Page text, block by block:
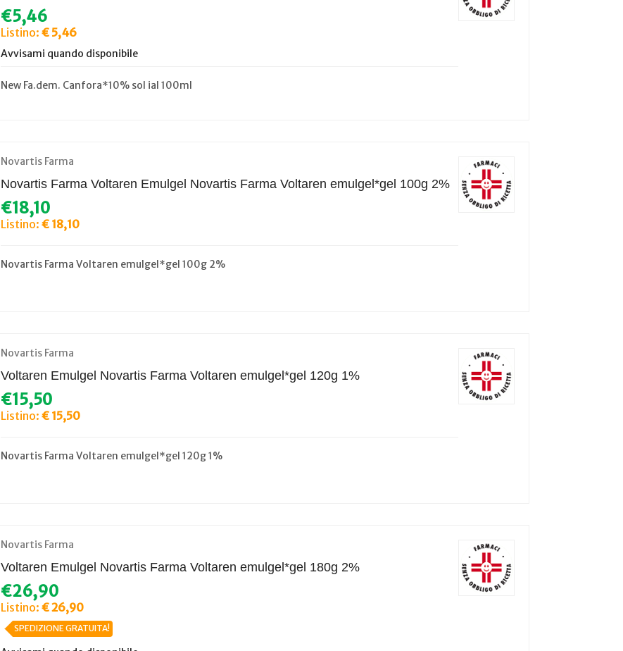
€5,46
Listino:€ 5,46
Avvisami quando disponibile
New Fa.dem. Canfora*10% sol ial 100ml
Novartis Farma
Novartis Farma Voltaren Emulgel Novartis Farma Voltaren emulgel*gel 100g 2%
€18,10
Listino:€ 18,10
Novartis Farma Voltaren emulgel*gel 100g 2%
Novartis Farma
Voltaren Emulgel Novartis Farma Voltaren emulgel*gel 120g 1%
€15,50
Listino:€ 15,50
Novartis Farma Voltaren emulgel*gel 120g 1%
Novartis Farma
Voltaren Emulgel Novartis Farma Voltaren emulgel*gel 180g 2%
€26,90
Listino:€ 26,90
SPEDIZIONE GRATUITA!